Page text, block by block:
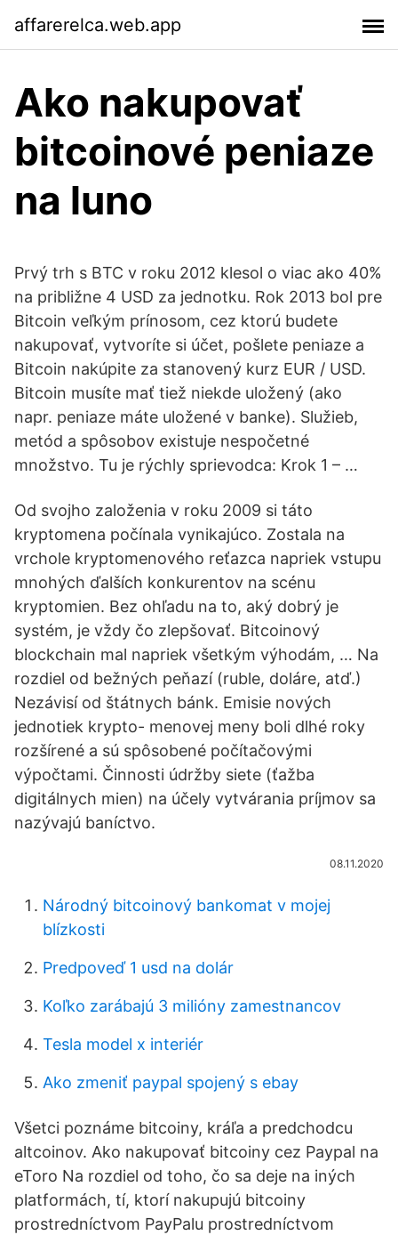
affarerelca.web.app
Ako nakupovať
bitcoinové peniaze
na luno
Prvý trh s BTC v roku 2012 klesol o viac ako 40%
na približne 4 USD za jednotku. Rok 2013 bol pre
Bitcoin veľkým prínosom, cez ktorú budete
nakupovať, vytvoríte si účet, pošlete peniaze a
Bitcoin nakúpite za stanovený kurz EUR / USD.
Bitcoin musíte mať tiež niekde uložený (ako
napr. peniaze máte uložené v banke). Služieb,
metód a spôsobov existuje nespočetné
množstvo. Tu je rýchly sprievodca: Krok 1 – …
Od svojho založenia v roku 2009 si táto
kryptomena počínala vynikajúco. Zostala na
vrchole kryptomenového reťazca napriek vstupu
mnohých ďalších konkurentov na scénu
kryptomien. Bez ohľadu na to, aký dobrý je
systém, je vždy čo zlepšovať. Bitcoinový
blockchain mal napriek všetkým výhodám, … Na
rozdiel od bežných peňazí (ruble, doláre, atď.)
Nezávisí od štátnych bánk. Emisie nových
jednotiek krypto- menovej meny boli dlhé roky
rozšírené a sú spôsobené počítačovými
výpočtami. Činnosti údržby siete (ťažba
digitálnych mien) na účely vytvárania príjmov sa
nazývajú baníctvo.
08.11.2020
Národný bitcoinový bankomat v mojej
blízkosti
Predpoveď 1 usd na dolár
Koľko zarábajú 3 milióny zamestnancov
Tesla model x interiér
Ako zmeniť paypal spojený s ebay
Všetci poznáme bitcoiny, kráľa a predchodcu
altcoinov. Ako nakupovať bitcoiny cez Paypal na
eToro Na rozdiel od toho, čo sa deje na iných
platformách, tí, ktorí nakupujú bitcoiny
prostredníctvom PayPalu prostredníctvom